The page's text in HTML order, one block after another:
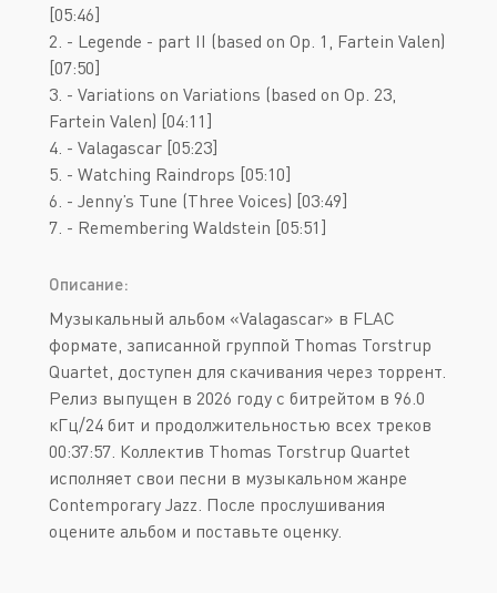
[05:46]
2. - Legende - part II (based on Op. 1, Fartein Valen)
[07:50]
3. - Variations on Variations (based on Op. 23,
Fartein Valen) [04:11]
4. - Valagascar [05:23]
5. - Watching Raindrops [05:10]
6. - Jenny’s Tune (Three Voices) [03:49]
7. - Remembering Waldstein [05:51]
Описание:
Музыкальный альбом «Valagascar» в FLAC
формате, записанной группой Thomas Torstrup
Quartet, доступен для скачивания через торрент.
Релиз выпущен в 2026 году с битрейтом в 96.0
кГц/24 бит и продолжительностью всех треков
00:37:57. Коллектив Thomas Torstrup Quartet
исполняет свои песни в музыкальном жанре
Contemporary Jazz. После прослушивания
оцените альбом и поставьте оценку.